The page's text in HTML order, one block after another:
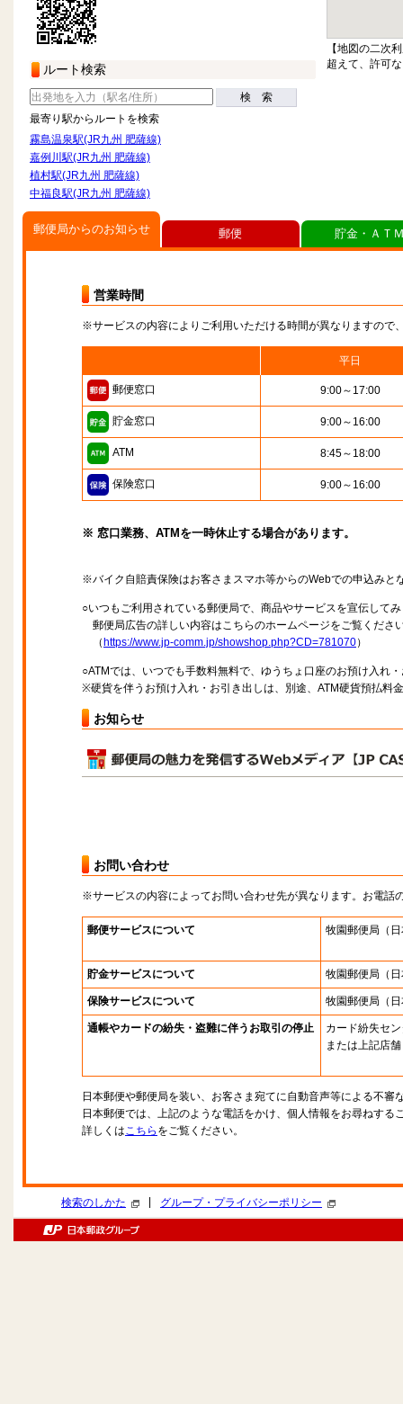
ルート検索
検 索
最寄り駅からルートを検索
霧島温泉駅(JR九州 肥薩線)
嘉例川駅(JR九州 肥薩線)
植村駅(JR九州 肥薩線)
中福良駅(JR九州 肥薩線)
【地図の二次
超えて、許可
郵便局からのお知らせ
営業時間
※サービスの内容によりご利用いただける時間が異なりますので
平日
郵便窓口 9:00～17:00
貯金窓口 9:00～16:00
ATM 8:45～18:00
保険窓口 9:00～16:00
※ 窓口業務、ATMを一時休止する場合があります。
※バイク自賠責保険はお客さまスマホ等からのWebでの申込みと
○いつもご利用されている郵便局で、商品やサービスを宣伝して
郵便局広告の詳しい内容はこちらのホームページをご覧くださ
（ https://www.jp-comm.jp/showshop.php?CD=781070）
○ATMでは、いつでも手数料無料で、ゆうちょ口座のお預け入れ
※硬貨を伴うお預け入れ・お引き出しは、別途、ATM硬貨預払料
お知らせ
お問い合わせ
※サービスの内容によってお問い合わせ先が異なります。お電話
郵便サービスについて 牧園郵便局 （
貯金サービスについて 牧園郵便局 （
保険サービスについて 牧園郵便局 （
通帳やカードの紛失・盗難に伴うお取引の停止
カード紛失セ
または上記店舗
日本郵便や郵便局を装い、お客さま宛てに自動音声等による不審
日本郵便では、上記のような電話をかけ、個人情報をお尋ねする
詳しくはこちら をご覧ください。
郵便 貯金・ＡＴ
検索のしかた グループ・プライバシーポリシー